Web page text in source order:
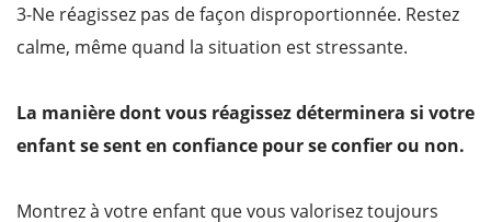
3-Ne réagissez pas de façon disproportionnée. Restez
calme, même quand la situation est stressante.
La manière dont vous réagissez déterminera si votre
enfant se sent en confiance pour se confier ou non.
Montrez à votre enfant que vous valorisez toujours